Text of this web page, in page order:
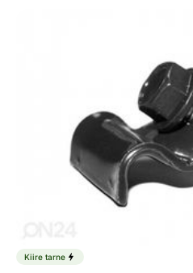
Kiire tarne